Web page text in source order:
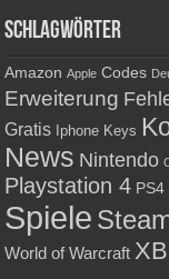
Schlagwörter
Amazon Apple Codes
Erweiterung
Gratis Iphone Keys
News Nintendo
Playstation 4 PS4
Spiele
World of Warcraft